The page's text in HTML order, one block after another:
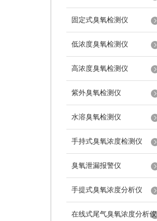
固定式臭氧检测仪
低浓度臭氧检测仪
高浓度臭氧检测仪
紫外臭氧检测仪
水溶臭氧检测仪
手持式臭氧浓度检测仪
臭氧泄漏报警仪
手提式臭氧浓度分析仪
在线式尾气臭氧浓度分析仪